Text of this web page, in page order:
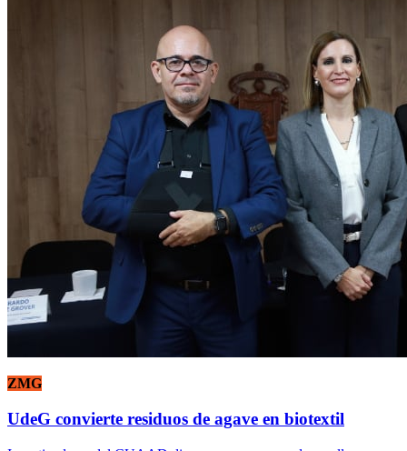
ZMG
UdeG convierte residuos de agave en biotextil